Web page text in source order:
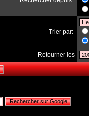
Trier par:
Retourner les